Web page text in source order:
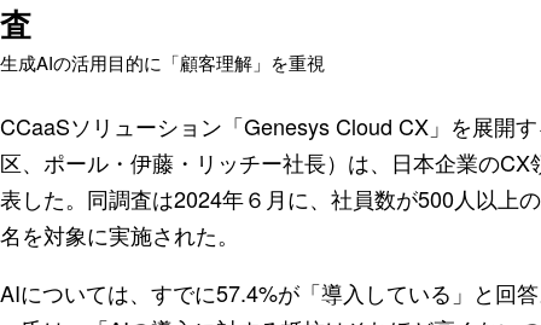
査
生成AIの活用目的に「顧客理解」を重視
CCaaSソリューション「Genesys Cloud CX」を展開
区、ポール・伊藤・リッチー社長）は、日本企業の
表した。同調査は2024年６月に、社員数が500人以上
名を対象に実施された。
AIについては、すでに57.4%が「導入している」と回